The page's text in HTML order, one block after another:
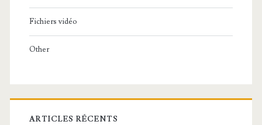
Fichiers vidéo
Other
ARTICLES RÉCENTS